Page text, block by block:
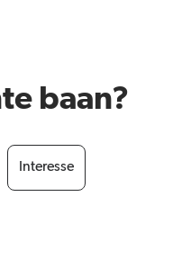
baan?
Interesse